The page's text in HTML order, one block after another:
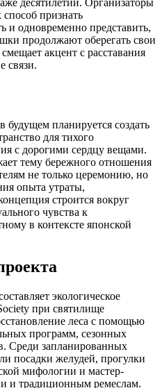
десятилетий. Организаторы
признать
и одновременно представить,
продолжают оберегать свои
акцент с расставания
связи.
планируется создать
для тихого
с дорогими сердцу вещами.
тему бережного отношения
не только церемонию, но
опыта утраты,
строится вокруг
чувства к
в контексте японской
экологическое
при святилище
леса с помощью
программ, сезонных
Среди запланированных
посадки желудей, прогулки
мифологии и мастер-
и традиционным ремеслам.